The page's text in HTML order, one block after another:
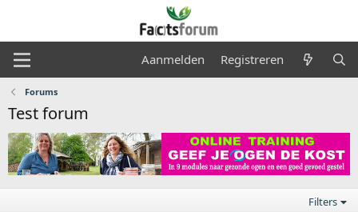
Aanmelden Registreren
Forums
Test forum
Filters